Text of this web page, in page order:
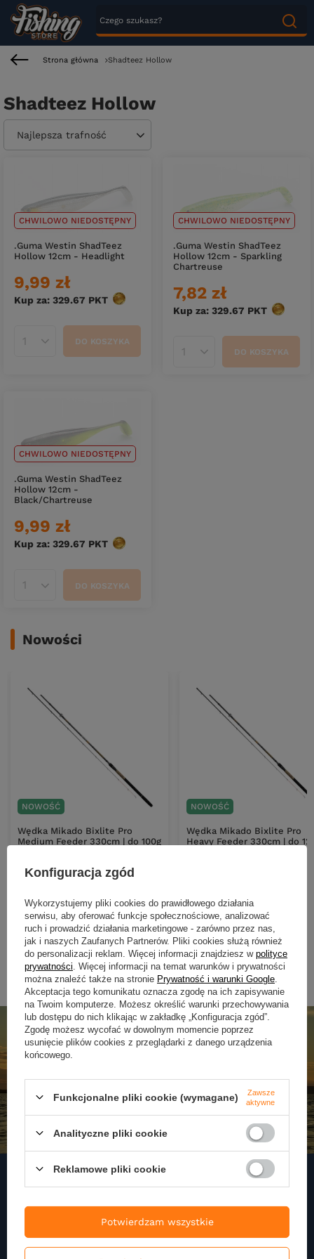
Strona główna Shadteez Hollow
Shadteez Hollow
Zmień sortowanie
Najlepsza trafność
CHWILOWO NIEDOSTĘPNY
.Guma Westin ShadTeez
Hollow 12cm - Headlight
9,99 zł
Kup za: 329.67 PKT punktów
Ilość produktówDO KOSZYKA
CHWILOWO NIEDOSTĘPNY
.Guma Westin ShadTeez
Hollow 12cm - Sparkling
Chartreuse
7,82 zł
Kup za: 329.67 PKT punktów
Ilość produktówDO KOSZYKA
CHWILOWO NIEDOSTĘPNY
.Guma Westin ShadTeez
Hollow 12cm -
Black/Chartreuse
9,99 zł
Kup za: 329.67 PKT punktów
Ilość produktówDO KOSZYKA
Nowości
NOWOŚĆ
Wędka Mikado Bixlite Pro
Medium Feeder 330cm | do 100g
163,70 zł
Ilość produktówDO KOSZYKA
NOWOŚĆ
Wędka Mikado Bixlite Pro
Heavy Feeder 330cm | do
Ilość produktówDO KOSZYKA
Zapisz się do naszego
Newslettera
Zapisz się do newslettera i otrzymuj najnowsze informacje o naszej
Konfiguracja zgód
Wykorzystujemy pliki cookies do prawidłowego działania
serwisu, aby oferować funkcje społecznościowe, analizować
ruch i prowadzić działania marketingowe - zarówno przez nas,
jak i naszych Zaufanych Partnerów. Pliki cookies służą również
do personalizacji reklam. Więcej informacji znajdziesz w polityce
prywatności . Więcej informacji na temat warunków i prywatności
można znaleźć także na stronie Prywatność i warunki Google
Akceptacja tego komunikatu oznacza zgodę na ich zapisywanie
na Twoim komputerze. Możesz określić warunki przechowywania
lub dostępu do nich klikając w zakładkę „Konfiguracja zgód”.
Zgodę możesz wycofać w dowolnym momencie poprzez
usunięcie plików cookies z przeglądarki z danego urządzenia
końcowego.
Funkcjonalne pliki cookie (wymagane)
Zawsze
aktywne
Analityczne pliki cookie
Reklamowe pliki cookie
Potwierdzam wszystkie